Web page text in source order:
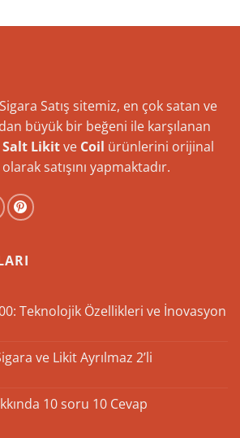
Satış sitemiz, en çok satan ve
büyük bir beğeni ile karşılanan
Salt Likitve Coil ürünlerini orijinal
satışını yapmaktadır.
Teknolojik Özellikleri ve İnovasyon
ve Likit Ayrılmaz 2’li
10 soru 10 Cevap